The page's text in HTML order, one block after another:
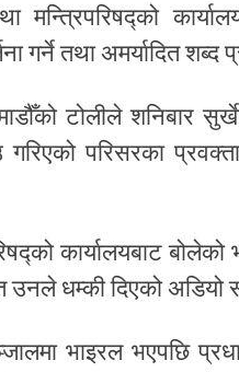
मन्त्रिपरिषद्को
गर्ने तथा अमर्यादित शब्द
टोलीले शनिबार
परिसरका
कार्यालयबाट
उनले धम्की दिएको अडियो
भाइरल भएपछि